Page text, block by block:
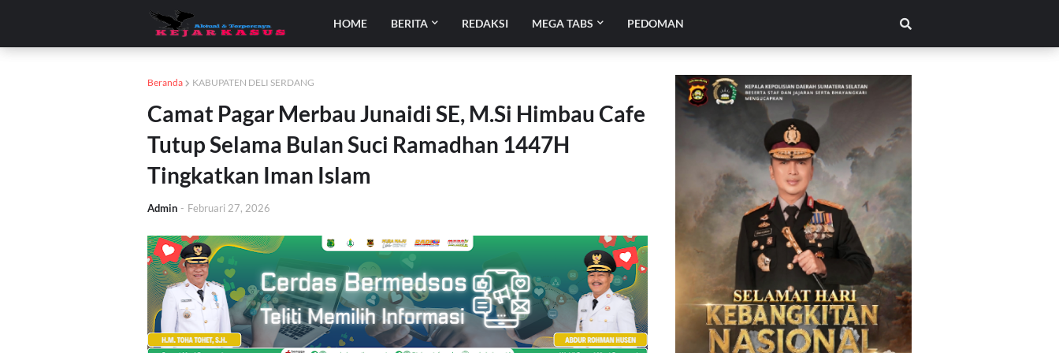
HOME BERITA REDAKSI MEGA TABS PEDOMAN
Beranda KABUPATEN DELI SERDANG
Camat Pagar Merbau Junaidi SE, M.Si Himbau Cafe
Tutup Selama Bulan Suci Ramadhan 1447H
Tingkatkan Iman Islam
Admin - Februari 27, 2026